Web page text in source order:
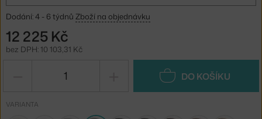
Dodání: 4 - 6 týdnů Zboží na objednávku
12 225 Kč
bez DPH: 10 103,31 Kč
DO KOŠÍKU
VARIANTA